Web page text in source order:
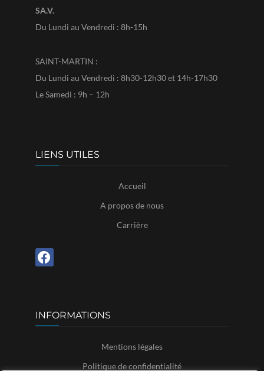
SA.V.
Du Lundi au Vendredi : 8h-15h
SAINT-MARTIN :
Du Lundi au Vendredi : 8h30-12h30 et 14h-17h30
Le Samedi : 9h – 12h
LIENS UTILES
Accueil
A propos de nous
Carrière
INFORMATIONS
Mentions légales
Politique de confidentialité